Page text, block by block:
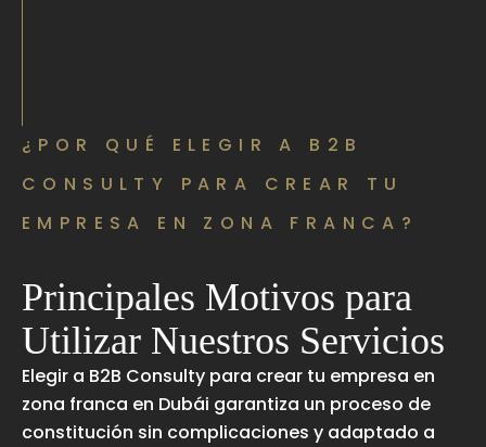
¿POR QUÉ ELEGIR A B2B
CONSULTY PARA CREAR TU
EMPRESA EN ZONA FRANCA?
Principales Motivos para
Utilizar Nuestros Servicios
Elegir a B2B Consulty para crear tu empresa en
zona franca en Dubái garantiza un proceso de
constitución sin complicaciones y adaptado a